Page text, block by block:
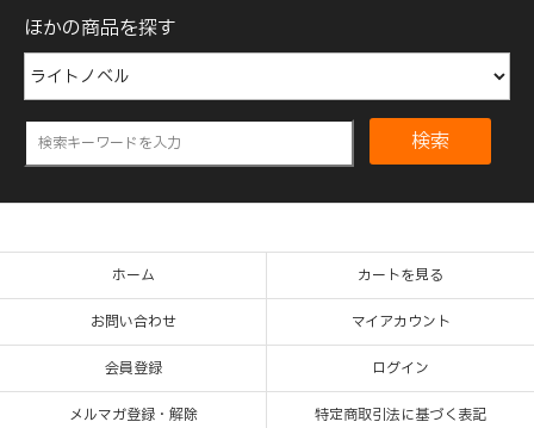
ほかの商品を探す
検索
ホーム カートを見る
お問い合わせ マイアカウント
会員登録 ログイン
メルマガ登録・解除 特定商取引法に基づく表記